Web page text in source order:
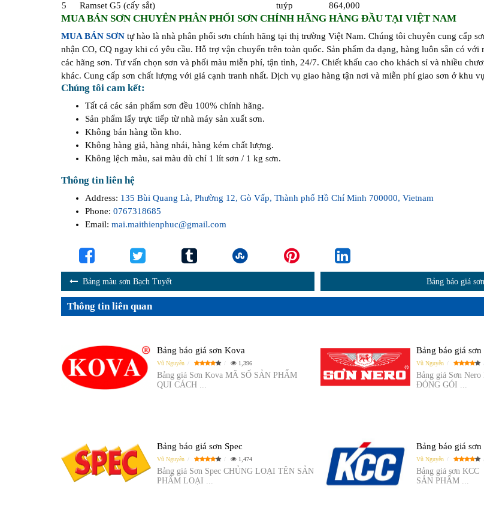
5
Ramset G5 (cấy sắt) tuýp 864,000
MUA BÁN SƠN CHUYÊN PHÂN PHỐI SƠN CHÍNH HÃNG HÀNG ĐẦU TẠI VIỆT NAM
MUA BÁN SƠN tự hào là nhà phân phối sơn chính hãng tại thị trường Việt Nam. Chúng tôi chuyên cung cấp
nhận CO, CQ ngay khi có yêu cầu. Hỗ trợ vận chuyển trên toàn quốc. Sản phẩm đa dạng, hàng luôn sẵn có với
các hãng sơn. Tư vấn chọn sơn và phối màu miễn phí, tận tình, 24/7. Chiết khấu cao cho khách sỉ và nhiều
khác. Cung cấp sơn chất lượng với giá cạnh tranh nhất. Dịch vụ giao hàng tận nơi và miễn phí giao sơn ở khu
Chúng tôi cam kết:
Tất cả các sản phẩm sơn đều 100% chính hãng.
Sản phẩm lấy trực tiếp từ nhà máy sản xuất sơn.
Không bán hàng tồn kho.
Không hàng giả, hàng nhái, hàng kém chất lượng.
Không lệch màu, sai màu dù chỉ 1 lít sơn / 1 kg sơn.
Thông tin liên hệ
Address: 135 Bùi Quang Là, Phường 12, Gò Vấp, Thành phố Hồ Chí Minh 700000, Vietnam
Phone: 0767318685
Email: mai.maithienphuc@gmail.com
Bảng màu sơn Bạch Tuyết Bảng báo giá
Thông tin liên quan
Bảng báo giá sơn Kova
Vũ Nguyễn 1,396
Bảng giá Sơn Kova MÃ SỐ SẢN PHẨM
QUI CÁCH ...
Bảng báo giá sơn
Vũ Nguyễn
Bảng giá Sơn
ĐÓNG GÓI ...
Bảng báo giá sơn Spec
Vũ Nguyễn 1,474
Bảng giá Sơn Spec CHỦNG LOẠI TÊN SẢN
PHẨM LOẠI ...
Bảng báo giá sơn
Vũ Nguyễn
Bảng giá sơn
SẢN PHẨM ...